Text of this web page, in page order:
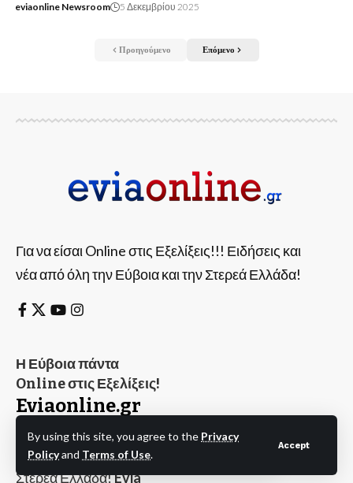
By using this site, you agree to the Privacy
Policyand Terms of Use.
Accept
eviaonline Newsroom 5 Δεκεμβρίου 2025
Προηγούμενο Επόμενο
Για να είσαι Online στις Εξελίξεις!!! Ειδήσεις και
νέα από όλη την Εύβοια και την Στερεά Ελλάδα!
Η Εύβοια πάντα
Online στις Εξελίξεις!
Eviaonline.gr
Ειδήσεις και νέα από
όλη την Εύβοια και την
Στερεά Ελλάδα!Evia